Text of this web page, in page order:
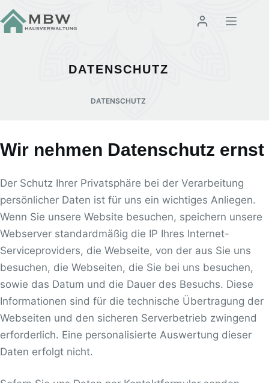
Zum
Inhalt
DATENSCHUTZ
DATENSCHUTZ
Wir nehmen Datenschutz ernst
Der Schutz Ihrer Privatsphäre bei der Verarbeitung
persönlicher Daten ist für uns ein wichtiges Anliegen.
Wenn Sie unsere Website besuchen, speichern unsere
Webserver standardmäßig die IP Ihres Internet-
Serviceproviders, die Webseite, von der aus Sie uns
besuchen, die Webseiten, die Sie bei uns besuchen,
sowie das Datum und die Dauer des Besuchs. Diese
Informationen sind für die technische Übertragung der
Webseiten und den sicheren Serverbetrieb zwingend
erforderlich. Eine personalisierte Auswertung dieser
Daten erfolgt nicht.